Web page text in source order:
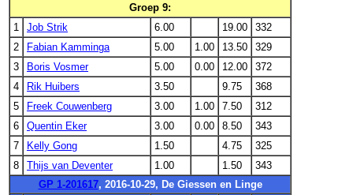
Groep 9:
1
Job Strik 6.00 19.00
332
2
Fabian Kamminga 5.00 1.00 13.50
329
3
Boris Vosmer 5.00 0.00 12.00
372
4
Rik Huibers 3.50 9.75
368
5
Freek Couwenberg 3.00 1.00 7.50
312
6
Quentin Eker 3.00 0.00 8.50
343
7
Kelly Gong 1.50 4.75
325
8
Thijs van Deventer 1.00 1.50
343
GP 1-201617, 2016-10-29, De Giessen en Linge